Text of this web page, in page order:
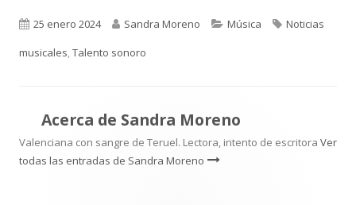
Publicado
el
25 enero 2024 Autor
Sandra Moreno Categorías
Música Etiquetas
Noticias
musicales,Talento sonoro
Acerca de Sandra Moreno
Valenciana con sangre de Teruel. Lectora, intento de escritora Ver
todas las entradas de Sandra Moreno